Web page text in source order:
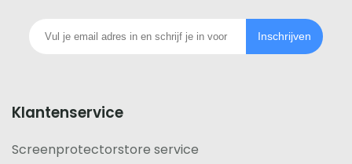
telefoon
Inschrijven
Klantenservice
Screenprotectorstore service